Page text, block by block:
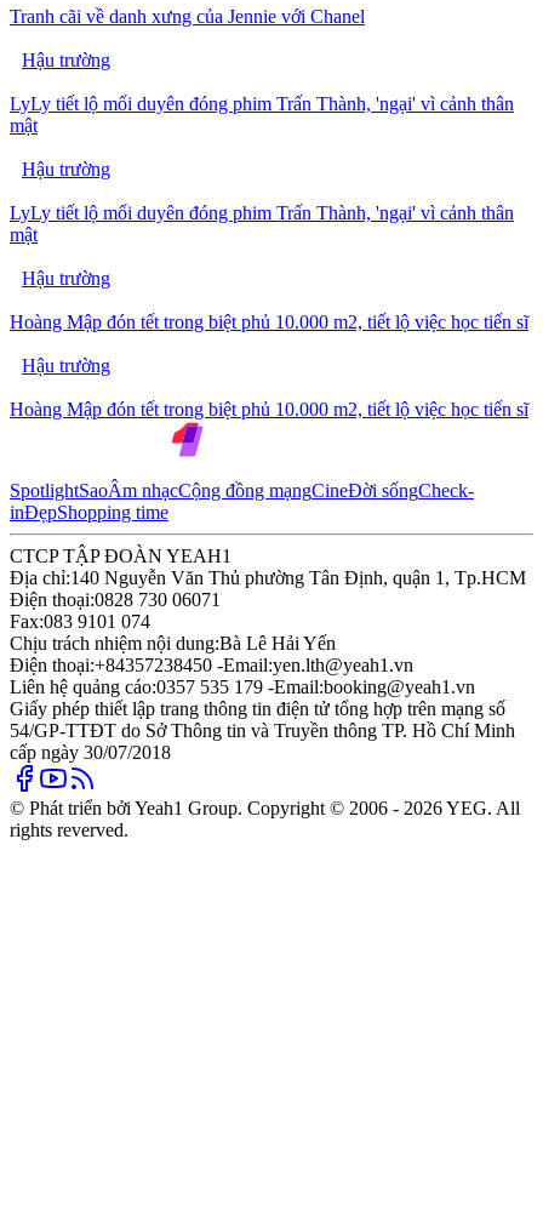
Tranh cãi về danh xưng của Jennie với Chanel
Hậu trường
LyLy tiết lộ mối duyên đóng phim Trấn Thành, 'ngại' vì cảnh thân
mật
Hậu trường
LyLy tiết lộ mối duyên đóng phim Trấn Thành, 'ngại' vì cảnh thân
mật
Hậu trường
Hoàng Mập đón tết trong biệt phủ 10.000 m2, tiết lộ việc học tiến sĩ
Hậu trường
Hoàng Mập đón tết trong biệt phủ 10.000 m2, tiết lộ việc học tiến sĩ
SpotlightSaoÂm nhạcCộng đồng mạngCineĐời sốngCheck-
inĐẹpShopping time
CTCP TẬP ĐOÀN YEAH1
Địa chỉ:140 Nguyễn Văn Thủ phường Tân Định, quận 1, Tp.HCM
Điện thoại:0828 730 06071
Fax:083 9101 074
Chịu trách nhiệm nội dung:Bà Lê Hải Yến
Điện thoại:+84357238450 -Email:yen.lth@yeah1.vn
Liên hệ quảng cáo:0357 535 179 -Email:booking@yeah1.vn
Giấy phép thiết lập trang thông tin điện tử tổng hợp trên mạng số
54/GP-TTĐT do Sở Thông tin và Truyền thông TP. Hồ Chí Minh
cấp ngày 30/07/2018
© Phát triển bởi Yeah1 Group. Copyright © 2006 - 2026 YEG. All
rights reverved.